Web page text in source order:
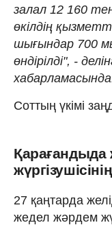
залал 12 160
өкілдің
шығындар 700
өндірілді", -
Соттың үкімі
Қарағандыда
27 қаңтарда
жедел жәрдем